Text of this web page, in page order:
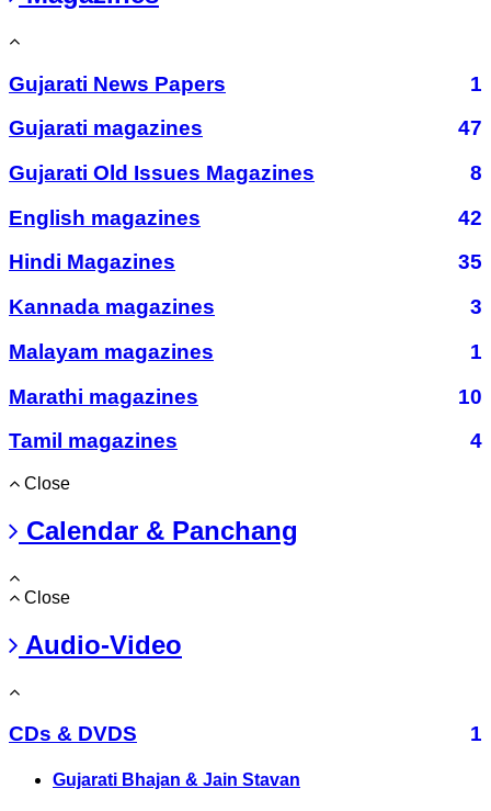
Gujarati News Papers
1
Gujarati magazines
47
Gujarati Old Issues Magazines
8
English magazines
42
Hindi Magazines
35
Kannada magazines
3
Malayam magazines
1
Marathi magazines
10
Tamil magazines
4
Close
Calendar & Panchang
Close
Audio-Video
CDs & DVDS 1
Gujarati Bhajan & Jain Stavan